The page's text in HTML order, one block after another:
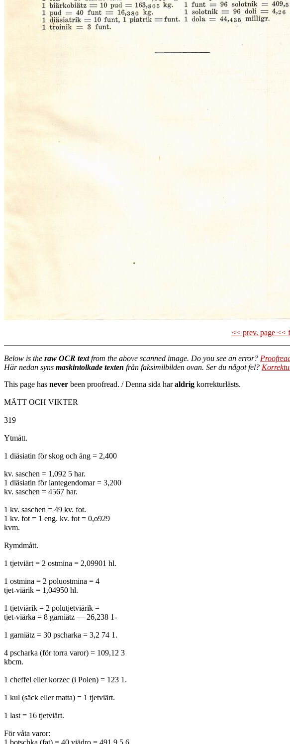
<< prev. page <<
Below is the raw OCR textfrom the above scanned image. Do you see an error?
Här nedan syns maskintolkade texten från faksimilbilden ovan. Ser du något fel?
This page has never been proofread. / Denna sida haraldrig korrekturlästs.
MÄTT OCH VIKTER
319
Ytmått.
1 diäsiatin för skog och äng = 2,400
kv. saschen = 1,092 5 har.
1 diäsiatin för lantegendomar = 3,200
kv. saschen = 4567 har.
1 kv. saschen = 49 kv. fot.
1 kv. fot = 1 eng. kv. fot = 0,o929
kvm.
Rymdmått.
1 tjetviärt = 2 ostmina = 2,09901 hl.
1 ostmina = 2 poluostmina = 4
tjet-viärik = 1,04950 hl.
1 tjetviärik = 2 polutjetviärik =
tjet-viärka = 8 garniätz — 26,238 1-
1 garniätz = 30 pscharka = 3,2 74 1.
4 pscharka (för torra varor) = 109,12 3
kbcm.
1 cheffel eller korzec (i Polen) = 123 1.
1 kul (säck eller matta) = 1 tjetviärt.
1 last = 16 tjetviärt.
För våta varor:
1 botschka (fat) = 40 viädro = 491,9 5 6